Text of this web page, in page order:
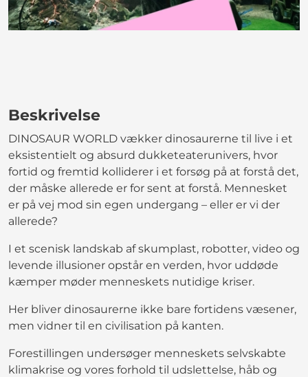
Beskrivelse
DINOSAUR WORLD vækker dinosaurerne til live i et
eksistentielt og absurd dukketeaterunivers, hvor
fortid og fremtid kolliderer i et forsøg på at forstå det,
der måske allerede er for sent at forstå. Mennesket
er på vej mod sin egen undergang – eller er vi der
allerede?
I et scenisk landskab af skumplast, robotter, video og
levende illusioner opstår en verden, hvor uddøde
kæmper møder menneskets nutidige kriser.
Her bliver dinosaurerne ikke bare fortidens væsener,
men vidner til en civilisation på kanten.
Forestillingen undersøger menneskets selvskabte
klimakrise og vores forhold til udslettelse, håb og